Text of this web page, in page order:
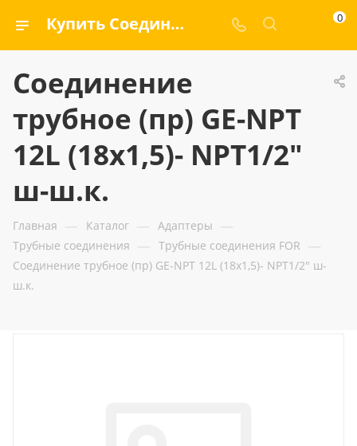
Купить Соединение трубное (пр) GE-NPT 12L (18x1,5)- NPT1/2" ш-ш.к. — ООО «ГИДРАМАКС» 0
Соединение
трубное (пр) GE-NPT
12L (18x1,5)- NPT1/2"
ш-ш.к.
Главная — Каталог — Адаптеры —
Трубные соединения — Трубные соединения FOR —
Соединение трубное (пр) GE-NPT 12L (18x1,5)- NPT1/2" ш-
ш.к.